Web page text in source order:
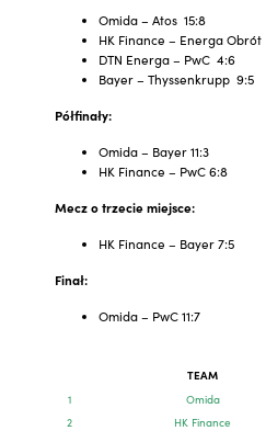
Omida – Atos 15:8
HK Finance – Energa
DTN Energa – PwC 4:6
Bayer – Thyssenkrupp 9:5
Półfinały:
Omida – Bayer 11:3
HK Finance – PwC 6:8
Mecz o trzecie miejsce:
HK Finance – Bayer 7:5
Finał:
Omida – PwC 11:7
TEAM
1
Omida
2
HK Finance